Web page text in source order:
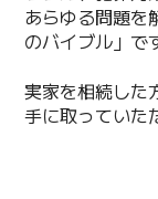
あらゆる問題を
のバイブル」で
実家を相続した
手に取っていた